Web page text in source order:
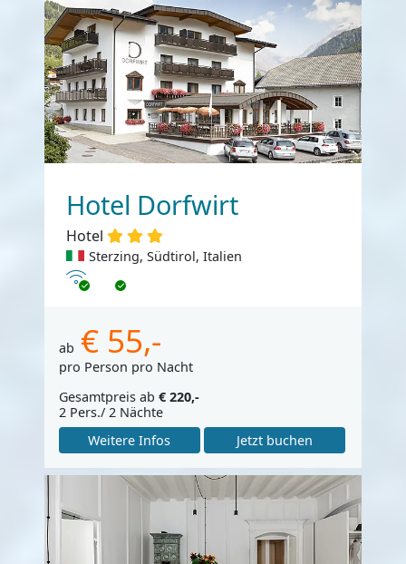
Hotel Dorfwirt
Hotel
Sterzing, Südtirol, Italien
Internet
ab € 55,-
pro Person pro Nacht
Gesamtpreis ab € 220,-
2 Pers./ 2 Nächte
Weitere Infos
Jetzt buchen